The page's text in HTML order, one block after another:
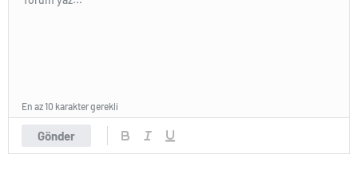
Gönder
En az 10 karakter gerekli